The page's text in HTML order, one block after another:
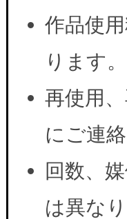
作品使
ります。
再使用
にご連
回数、
は異なり